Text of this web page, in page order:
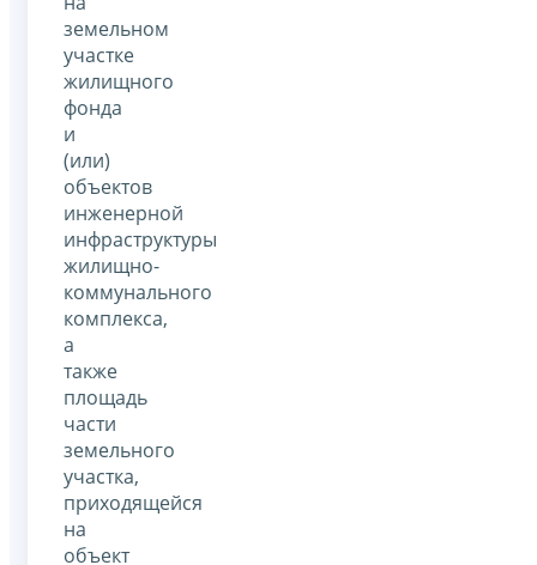
земельном
участке
жилищного
фонда
и
(или)
объектов
инженерной
инфраструктуры
жилищно-
коммунального
комплекса,
а
также
площадь
части
земельного
участка,
приходящейся
на
объект